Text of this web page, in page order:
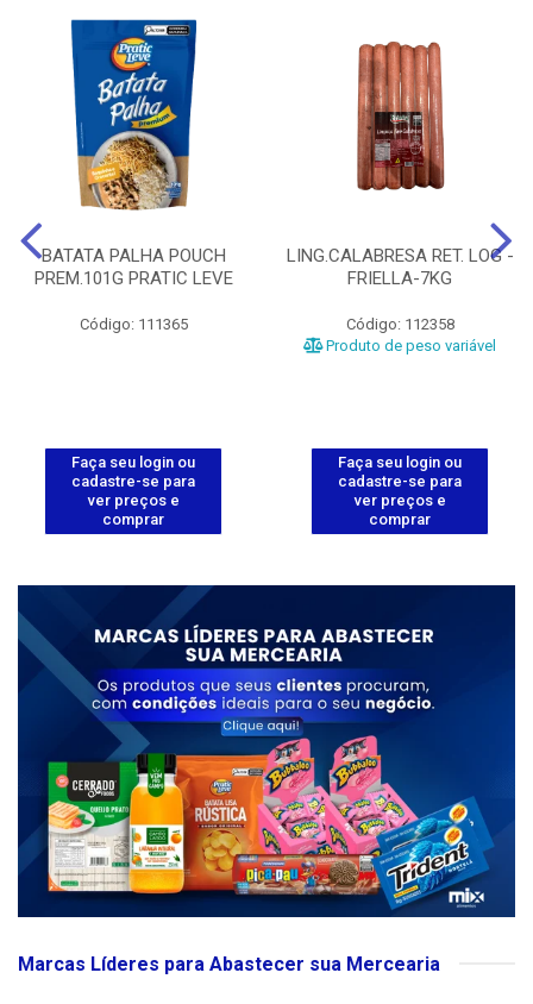
BATATA PALHA POUCH
PREM.101G PRATIC LEVE
Código: 111365
Faça seu login ou
cadastre-se para
ver preços e
comprar
LING.CALABRESA RET. LOG -
FRIELLA-7KG
Código: 112358
Produto de peso variável
Faça seu login ou
cadastre-se para
ver preços e
comprar
Marcas Líderes para Abastecer sua Mercearia